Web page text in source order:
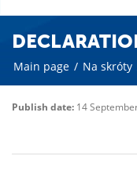
Main page / Na skróty
Publish date: 14